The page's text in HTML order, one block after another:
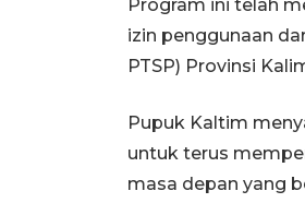
Program ini telah
izin penggunaan
PTSP) Provinsi
Pupuk Kaltim
untuk terus
masa depan yang